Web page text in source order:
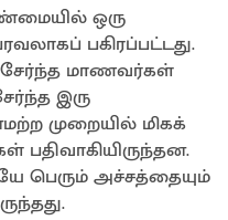
ஒரு
பகிரப்பட்டது.
சேர்ந்த மாணவர்கள்
இரு
முறையில் மிகக்
பதிவாகியிருந்தன.
பெரும் அச்சத்தையும்